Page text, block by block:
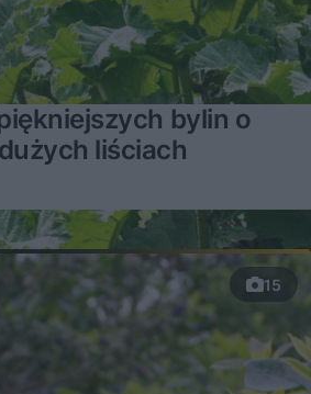
bylin o
liściach
15